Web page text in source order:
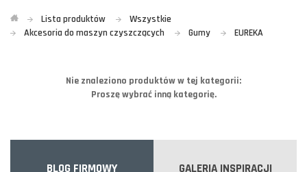
Lista produktów
Wszystkie
Akcesoria do maszyn czyszczących
Gumy EUREKA
Nie znaleziono produktów w tej kategorii:
Proszę wybrać inną kategorię.
BLOG FIRMOWY GALERIA INSPIRACJI